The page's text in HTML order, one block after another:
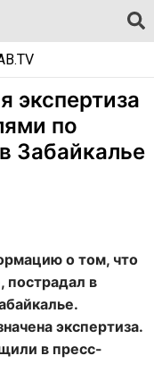
экспертиза
по
Забайкалье
о том, что
пострадал в
экспертиза.
в пресс-